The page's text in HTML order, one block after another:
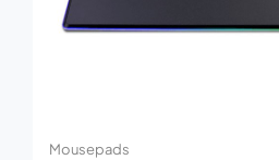
Mousepads